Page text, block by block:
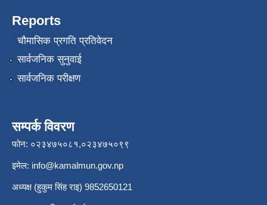
Reports
चौमासिक प्रगति प्रतिवेदन
सार्वजनिक सुनुवाई
सार्वजनिक परीक्षण
सम्पर्क विवरण
फोन: ०२३४७५०८१,०२३४७५०९९
इमेल: info@kamalmun.gov.np
अध्यक्ष (हुकुम सिंह राइ) 9852650121